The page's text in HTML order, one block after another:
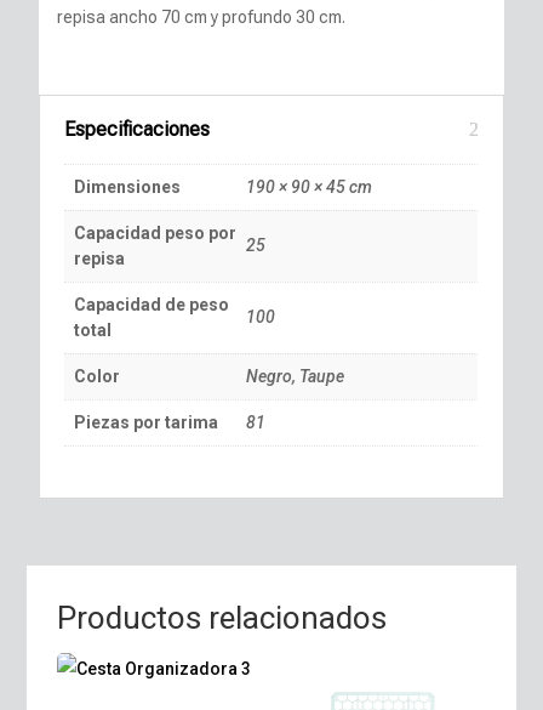
repisa ancho 70 cm y profundo 30 cm.
Especificaciones
Dimensiones 190 × 90 × 45 cm
Capacidad peso por
repisa
25
Capacidad de peso
total
100
Color Negro, Taupe
Piezas por tarima 81
Productos relacionados